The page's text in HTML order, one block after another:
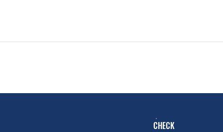
CHECK